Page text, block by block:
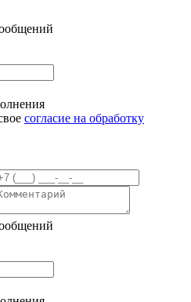
согласие на обработку